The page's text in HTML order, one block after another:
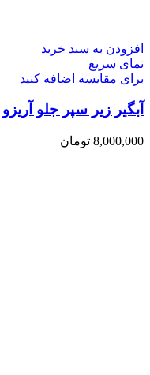
افزودن به سبد خرید
نمای سریع
برای مقایسه اضافه کنید
آبگیر زیر سپر جلو آریزو 8 _ ARRIZO 8
8,000,000 تومان